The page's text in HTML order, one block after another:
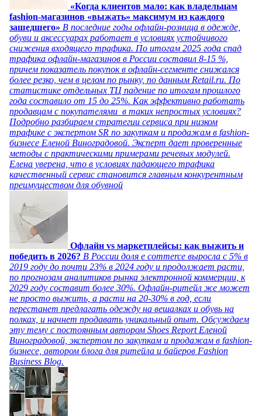
«Когда клиентов мало: как владельцам
fashion-магазинов «выжать» максимум из каждого
зашедшего» В последние годы офлайн-розница в одежде,
обуви и аксессуарах работает в условиях устойчивого
снижения входящего трафика. По итогам 2025 года спад
трафика офлайн-магазинов в России составил 8-15 %,
причем показатель покупок в офлайн-сегменте снижался
более резко, чем в целом по рынку, по данным Retail.ru. По
статистике отдельных ТЦ падение по итогам прошлого
года составило от 15 до 25%. Как эффективно работать
продавцам с покупателями в таких непростых условиях?
Подробно разбираем стратегии сервиса при низком
трафике с экспертом SR по закупкам и продажам в fashion-
бизнесе Еленой Виноградовой. Эксперт дает проверенные
методы с практическими примерами речевых модулей.
Елена уверена, что в условиях падающего трафика
качественный сервис становится главным конкурентным
преимуществом для обувной
Офлайн vs маркетплейсы: как выжить и
победить в 2026? В России доля e commerce выросла с 5% в
2019 году до почти 23% в 2024 году и продолжает расти,
по прогнозам аналитиков рынка электронной коммерции, к
2029 году составит более 30%. Офлайн-ритейл же может
не просто выжить, а расти на 20-30% в год, если
перестанет предлагать одежду на вешалках и обувь на
полках, и начнет продавать уникальный опыт. Обсуждаем
эту тему с постоянным автором Shoes Report Еленой
Виноградовой, экспертом по закупкам и продажам в fashion-
бизнесе, автором блога для ритейла и байеров Fashion
Business Blog.